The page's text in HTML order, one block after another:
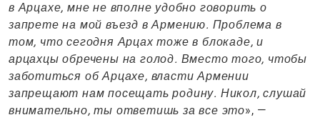
в Арцахе, мне не вполне удобно говорить о
запрете на мой въезд в Армению. Проблема в
том, что сегодня Арцах тоже в блокаде, и
арцахцы обречены на голод. Вместо того, чтобы
заботиться об Арцахе, власти Армении
запрещают нам посещать родину. Никол, слушай
внимательно, ты ответишь за все это», —